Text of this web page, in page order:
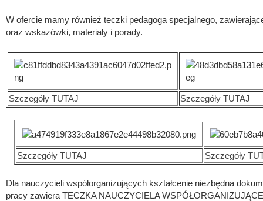
W ofercie mamy również teczki pedagoga specjalnego,
oraz wskazówki, materiały i porady.
Szczegóły TUTAJ Szczegóły TUTAJ
Szczegóły TUTAJ Szczegóły
Dla nauczycieli współorganizujących kształcenie niezbędna
pracy zawiera TECZKA NAUCZYCIELA